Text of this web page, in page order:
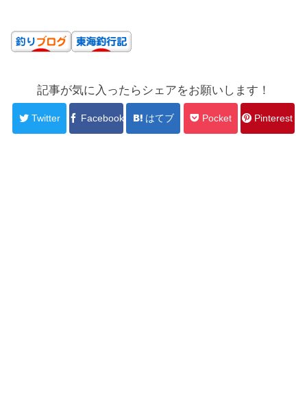
記事が気に入ったらシェアをお願いします！
Twitter Facebook はてブ Pocket Pinterest